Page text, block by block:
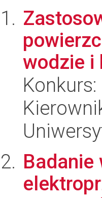
wodzie i
Konkurs:
Badanie